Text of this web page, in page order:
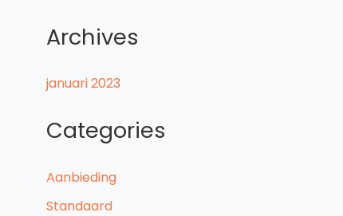
Archives
januari 2023
Categories
Aanbieding
Standaard